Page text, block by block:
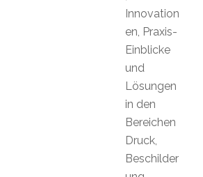
Innovation
en, Praxis-
Einblicke
und
Lösungen
in den
Bereichen
Druck,
Beschilder